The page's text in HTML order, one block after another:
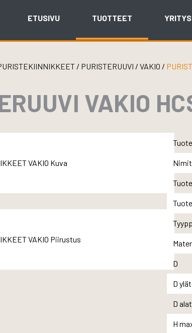
ETUSIVU TUOTTEET YRITYS
/ PURISTERUUVI /VAKIO /
VAKIO
Tuote
D
D
D
H